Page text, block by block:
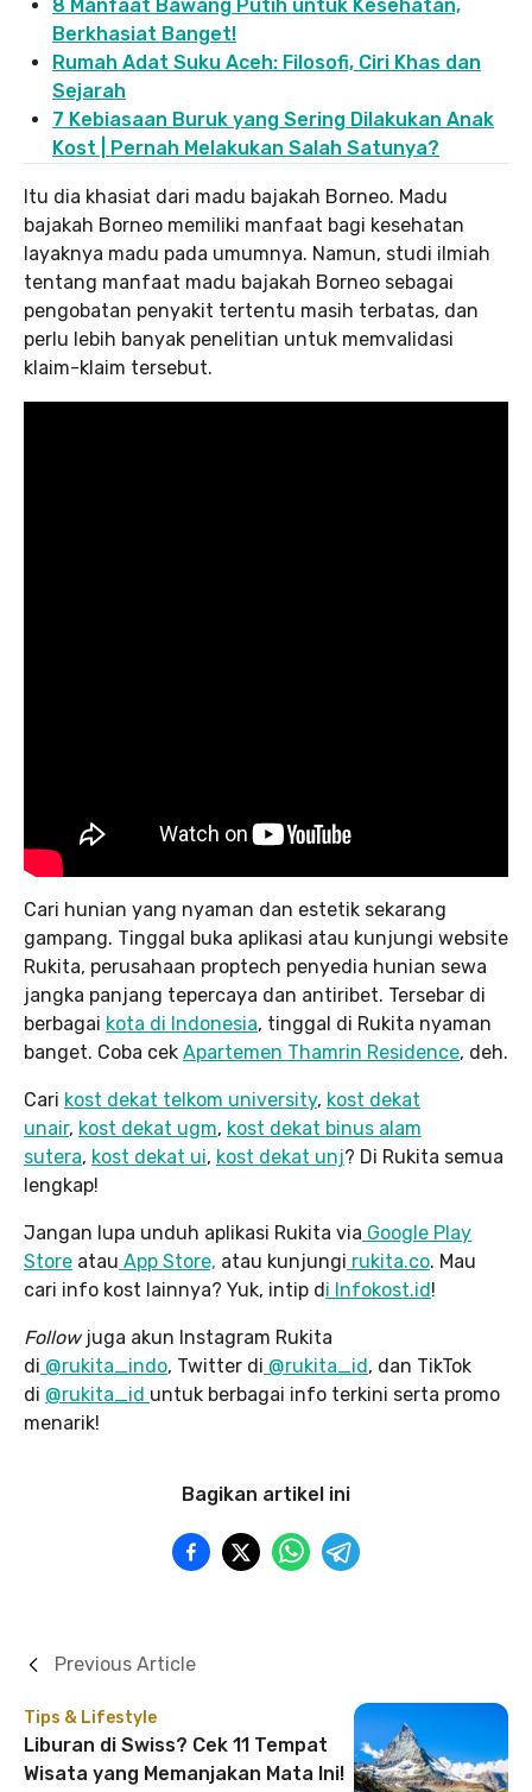
8 Manfaat Bawang Putih untuk Kesehatan,
Berkhasiat Banget!
Rumah Adat Suku Aceh: Filosofi, Ciri Khas dan
Sejarah
7 Kebiasaan Buruk yang Sering Dilakukan Anak
Kost | Pernah Melakukan Salah Satunya?
Itu dia khasiat dari madu bajakah Borneo. Madu
bajakah Borneo memiliki manfaat bagi kesehatan
layaknya madu pada umumnya. Namun, studi ilmiah
tentang manfaat madu bajakah Borneo sebagai
pengobatan penyakit tertentu masih terbatas, dan
perlu lebih banyak penelitian untuk memvalidasi
klaim-klaim tersebut.
Cari hunian yang nyaman dan estetik sekarang
gampang. Tinggal buka aplikasi atau kunjungi website
Rukita, perusahaan proptech penyedia hunian sewa
jangka panjang tepercaya dan antiribet. Tersebar di
berbagai kota di Indonesia, tinggal di Rukita nyaman
banget. Coba cek Apartemen Thamrin Residence, deh.
Cari kost dekat telkom university, kost dekat
unair, kost dekat ugm, kost dekat binus alam
sutera, kost dekat ui, kost dekat unj? Di Rukita semua
lengkap!
Jangan lupa unduh aplikasi Rukita via Google Play
Store atau App Store, atau kunjungi rukita.co. Mau
cari info kost lainnya? Yuk, intip di Infokost.id!
Follow juga akun Instagram Rukita
di @rukita_indo, Twitter di @rukita_id, dan TikTok
di @rukita_id untuk berbagai info terkini serta promo
menarik!
Bagikan artikel ini
Tips & Lifestyle
Liburan di Swiss? Cek 11 Tempat
Wisata yang Memanjakan Mata Ini!
Previous Article